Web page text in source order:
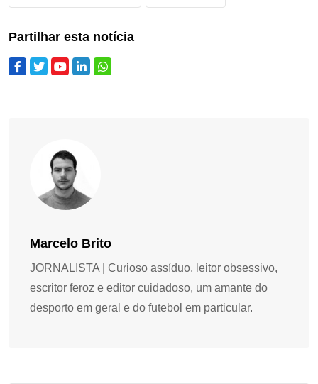
Partilhar esta notícia
Marcelo Brito
JORNALISTA | Curioso assíduo, leitor obsessivo,
escritor feroz e editor cuidadoso, um amante do
desporto em geral e do futebol em particular.